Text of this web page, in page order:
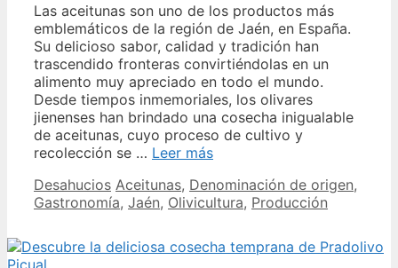
Las aceitunas son uno de los productos más
emblemáticos de la región de Jaén, en España.
Su delicioso sabor, calidad y tradición han
trascendido fronteras convirtiéndolas en un
alimento muy apreciado en todo el mundo.
Desde tiempos inmemoriales, los olivares
jienenses han brindado una cosecha inigualable
de aceitunas, cuyo proceso de cultivo y
recolección se … Leer másAceitunas
Jaén
sabores
tradición
en
Categories
Desahucios Tags
Aceitunas, Denominación de origen,
Gastronomía, Jaén, Olivicultura, Producción